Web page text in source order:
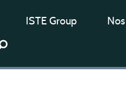
ISTE Group